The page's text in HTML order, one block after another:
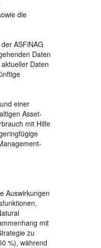
die
ASFiNAG
Daten
Daten
einer
Asset-
mit Hilfe
Auswirkungen
mit
zu
%), während